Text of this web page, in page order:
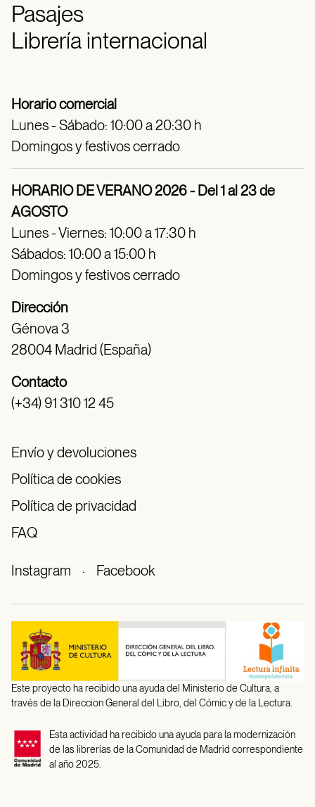
Pasajes
Librería internacional
Horario comercial
Lunes - Sábado: 10:00 a 20:30 h
Domingos y festivos cerrado
HORARIO DE VERANO 2026 - Del 1 al 23 de
AGOSTO
Lunes - Viernes: 10:00 a 17:30 h
Sábados: 10:00 a 15:00 h
Domingos y festivos cerrado
Dirección
Génova 3
28004 Madrid (España)
Contacto
(+34) 91 310 12 45
Envío y devoluciones
Política de cookies
Política de privacidad
FAQ
Instagram · Facebook
Este proyecto ha recibido una ayuda del Ministerio de Cultura, a
través de la Direccion General del Libro, del Cómic y de la Lectura.
Esta actividad ha recibido una ayuda para la modernización
de las librerías de la Comunidad de Madrid correspondiente
al año 2025.